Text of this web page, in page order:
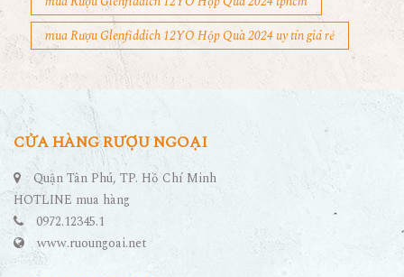
mua Rượu Glenfiddich 12YO Hộp Quà 2024 uy tín giá rẻ
CỬA HÀNG RƯỢU NGOẠI
Quận Tân Phú, TP. Hồ Chí Minh
HOTLINE mua hàng
0972.12345.1
www.ruoungoai.net